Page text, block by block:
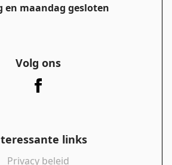
en maandag gesloten
Volg ons
links
Privacy beleid